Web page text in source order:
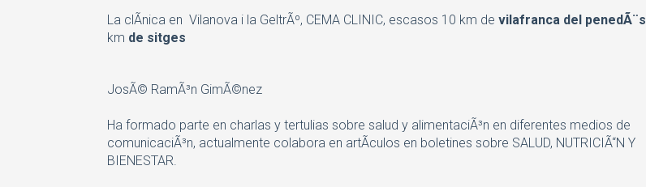
La clÃ­nica en Vilanova i la GeltrÃº, CEMA CLINIC, escasos 10 km de vilafranca del penedÃ¨s
km de sitges
JosÃ© RamÃ³n GimÃ©nez
Ha formado parte en charlas y tertulias sobre salud y alimentaciÃ³n en diferentes medios de
comunicaciÃ³n, actualmente colabora en artÃ­culos en boletines sobre SALUD, NUTRICIÃ“N Y
BIENESTAR.